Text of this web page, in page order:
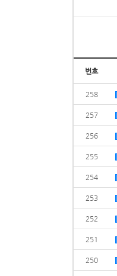
번호
258
257
256
255
254
253
252
251
250